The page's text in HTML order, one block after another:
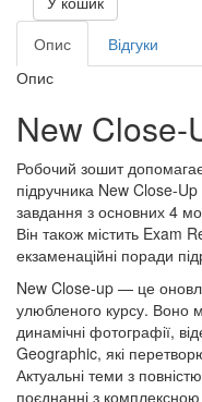
Опис
Відгуки
Опис
New Close-
Робочий зошит
підручника New Close-
завдання з основних 4
Він також містить Exam
екзаменаційні поради
New Close-up — це
улюбленого курсу. Воно
динамічні фотографії,
Geographic, які
Актуальні теми з
поєднанні з